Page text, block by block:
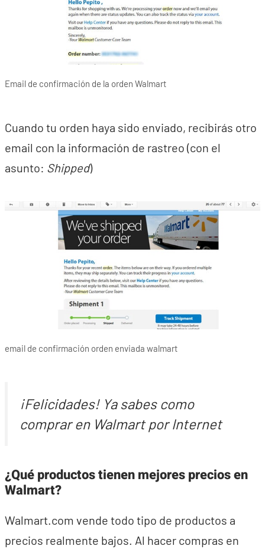
Email de confirmación de la orden Walmart
Cuando tu orden haya sido enviado, recibirás otro
email con la información de rastreo (con el
asunto: Shipped)
email de confirmación orden enviada walmart
¡Felicidades! Ya sabes como
comprar en Walmart por Internet
¿Qué productos tienen mejores precios en
Walmart?
Walmart.com vende todo tipo de productos a
precios realmente bajos. Al hacer compras en